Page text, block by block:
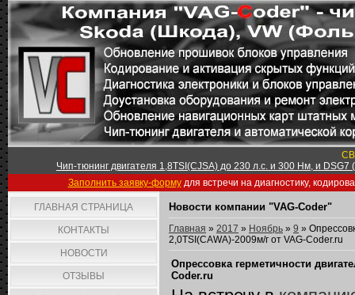
Чип-тюнинг двигателя 1,8TSI(CJSA) до 230 л.с. и 300 Нм, и
Заполнить заявку-формудля встречи на диагностику,
ГЛАВНАЯ СТРАНИЦА
КОНТАКТЫ
НОВОСТИ
ОТЗЫВЫ
Новости компании "VAG-Coder"
Главная » 2017 » Ноябрь » 9 »
2,0TSI(CAWA)-2009м/г от VAG-Coder.ru
Опрессовка герметичности
Coder.ru